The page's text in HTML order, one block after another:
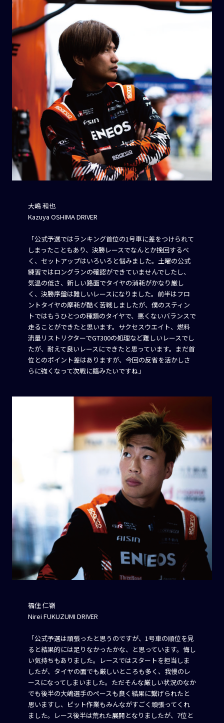
大嶋 和也
Kazuya OSHIMA DRIVER
「公式予選ではランキング首位の1号車に差をつけられて
しまったこともあり、決勝レースでなんとか挽回するべ
く、セットアップはいろいろと悩みました。土曜の公式
練習ではロングランの確認ができていませんでしたし、
気温の低さ、新しい路面でタイヤの消耗がかなり厳し
く、決勝序盤は難しいレースになりました。前半はフロ
ントタイヤの摩耗が酷く苦戦しましたが、僕のスティン
トではもうひとつの種類のタイヤで、悪くないバランスで
走ることができたと思います。サクセスウエイト、燃料
流量リストリクターでGT300の処理など難しいレースでし
たが、耐えて良いレースにできたと思っています。まだ首
位とのポイント差はありますが、今回の反省を活かしさ
らに強くなって次戦に臨みたいですね」
福住 仁嶺
Nirei FUKUZUMI DRIVER
「公式予選は頑張ったと思うのですが、1号車の順位を見
ると結果的には足りなかったかな、と思っています。悔し
い気持ちもありました。レースではスタートを担当しま
したが、タイヤの面でも厳しいところも多く、我慢のレ
ースになってしまいました。ただそんな厳しい状況のなか
でも後半の大嶋選手のペースも良く結果に繋げられたと
思いますし、ピット作業もみんながすごく頑張ってくれ
ました。レース後半は荒れた展開となりましたが、7位と